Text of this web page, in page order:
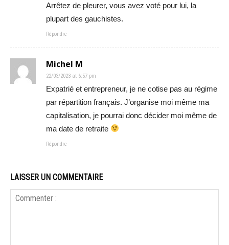
Arrêtez de pleurer, vous avez voté pour lui, la
plupart des gauchistes.
Répondre
Michel M
22/03/2023 at 6:57 pm
Expatrié et entrepreneur, je ne cotise pas au régime
par répartition français. J’organise moi même ma
capitalisation, je pourrai donc décider moi même de
ma date de retraite
Répondre
LAISSER UN COMMENTAIRE